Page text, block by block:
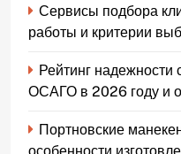
Сервисы подбора
работы и критерии
Рейтинг
ОСАГО в 2026 году и
Портновские